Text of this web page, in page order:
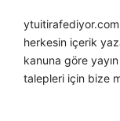
herkesin içerik
kanuna göre
talepleri için bize